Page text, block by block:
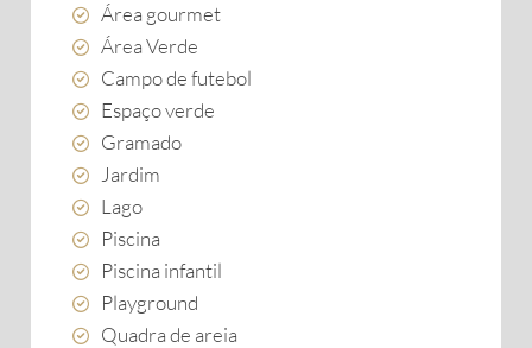
Área gourmet
Área Verde
Campo de futebol
Espaço verde
Gramado
Jardim
Lago
Piscina
Piscina infantil
Playground
Quadra de areia